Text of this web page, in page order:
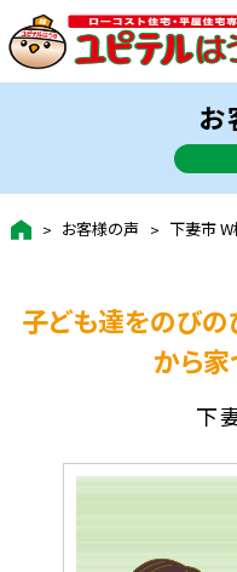
お
お客様の声 下妻市
子ども達をのびの
から家
下